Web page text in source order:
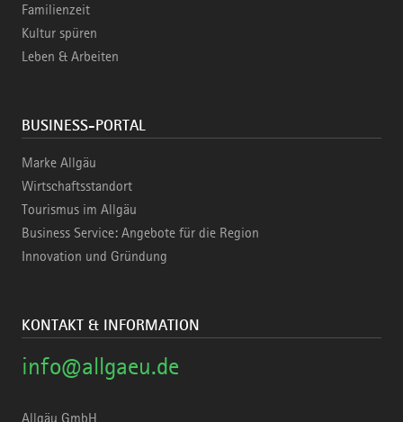
Familienzeit
Kultur spüren
Leben & Arbeiten
BUSINESS-PORTAL
Marke Allgäu
Wirtschaftsstandort
Tourismus im Allgäu
Business Service: Angebote für die Region
Innovation und Gründung
KONTAKT & INFORMATION
info@allgaeu.de
Allgäu GmbH